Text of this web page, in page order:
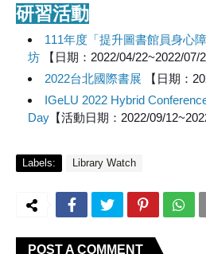
研習活動
111年度「提升圖書館員身心
坊 【日期：2022/04/22~2022/07/
2022台北國際書展 【日期：
IGeLU 2022 Hybrid
Day 【活動日期：2022/09/
Labels: Library Watch
POST A COMMENT